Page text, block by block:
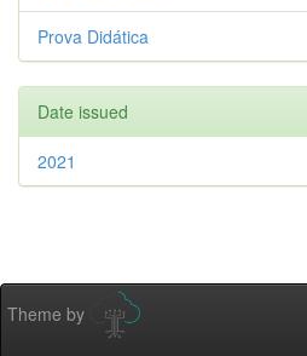
Prova Didática
Date issued
2021
Theme by